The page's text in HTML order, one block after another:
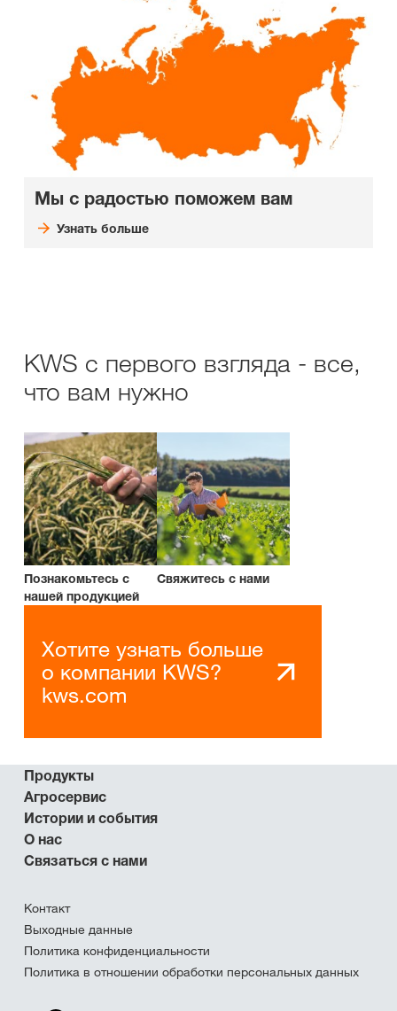
Мы с радостью поможем вам
Узнать больше
KWS с первого взгляда - все,
что вам нужно
Познакомьтесь с
нашей продукцией
Свяжитесь с нами
Хотите узнать больше
о компании KWS?
kws.com
Продукты
Агросервис
Истории и события
О нас
Связаться с нами
Контакт
Выходные данные
Политика конфиденциальности
Политика в отношении обработки персональных данных